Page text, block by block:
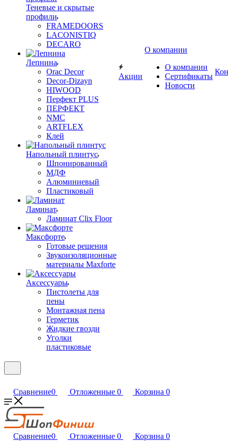
Теневые и скрытые
профили
FRAMEDOORS
LACONISTIQ
DECARO
Лепнина
Orac Decor
Decor-Dizayn
HIWOOD
Перфект PLUS
ПЕРФЕКТ
NMC
ARTFLEX
Клей
Напольный плинтус
Шпонированный
МДФ
Алюминиевый
Пластиковый
Ламинат
Ламинат Clix Floor
Максфорте
Готовые решения
Звукоизоляционные
материалы Maxforte
Аксессуары
Пистолеты для
пены
Монтажная пена
Герметик
Жидкие гвозди
Уголки
пластиковые
Акции
О компании
О компании
Сертификаты
Новости
Сравнение0 Отложенные 0 Корзина 0
Сравнение0 Отложенные 0 Корзина 0